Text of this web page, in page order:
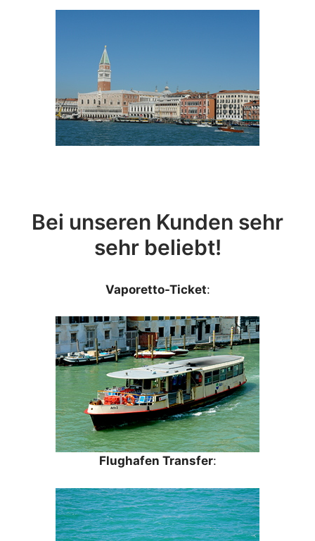
Bei unseren Kunden sehr
sehr beliebt!
Vaporetto-Ticket:
Flughafen Transfer: